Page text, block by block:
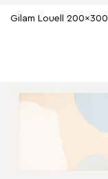
Gilam Louell 200x300